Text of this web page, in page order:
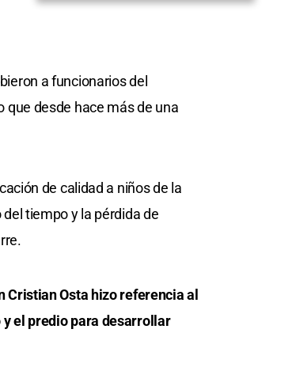
a funcionarios del
que desde hace más de una
de calidad a niños de la
tiempo y la pérdida de
Cristian Osta hizo referencia al
el predio para desarrollar